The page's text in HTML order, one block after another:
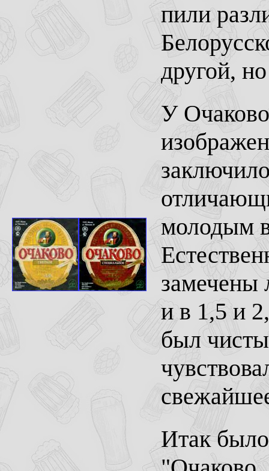
пили
другой,
У Очаково
молодым
замечены
и в 1,5 и
был
Итак